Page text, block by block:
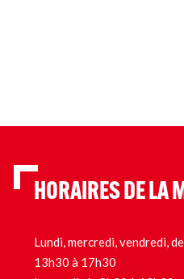
HORAIRES DE LA
Lundi, mercredi, vendredi,
13h30 à 17h30